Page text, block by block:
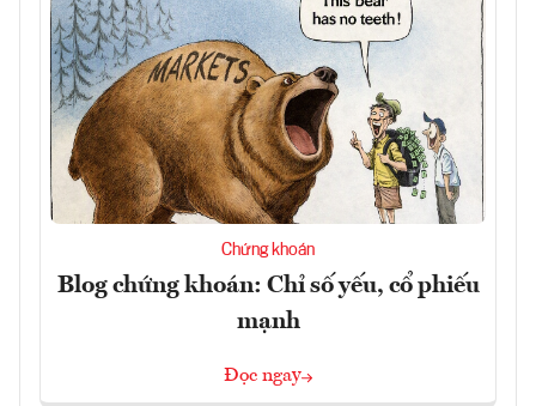
Chứng khoán
Blog chứng khoán: Chỉ số yếu, cổ phiếu
mạnh
Đọc ngay